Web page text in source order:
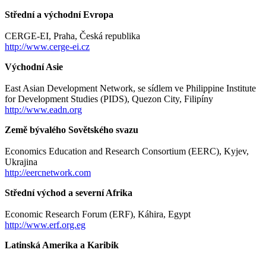
Střední a východní Evropa
CERGE-EI, Praha, Česká republika
http://www.cerge-ei.cz
Východní Asie
East Asian Development Network, se sídlem ve Philippine Institute
for Development Studies (PIDS), Quezon City, Filipíny
http://www.eadn.org
Země bývalého Sovětského svazu
Economics Education and Research Consortium (EERC), Kyjev,
Ukrajina
http://eercnetwork.com
Střední východ a severní Afrika
Economic Research Forum (ERF), Káhira, Egypt
http://www.erf.org.eg
Latinská Amerika a Karibik